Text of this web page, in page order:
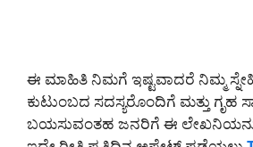
ಈ ಮಾಹಿತಿ ನಿಮಗೆ ಇಷ್ಟವಾದರೆ ನಿಮ್ಮ
ಕುಟುಂಬದ ಸದಸ್ಯರೊಂದಿಗೆ ಮತ್ತು ಗೃಹ
ಬಯಸುವಂತಹ ಜನರಿಗೆ ಈ